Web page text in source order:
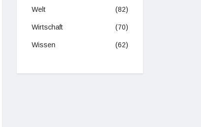
Welt (82)
Wirtschaft (70)
Wissen (62)